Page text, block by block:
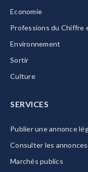
Economie
Professions du Chiffre
Environnement
Sortir
Culture
SERVICES
Publier une annonce
Consulter les
Marchés publics